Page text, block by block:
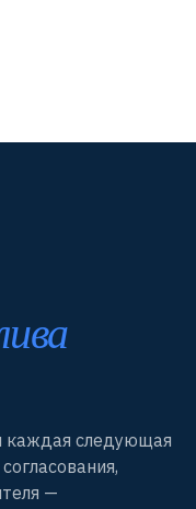
каждая следующая
—